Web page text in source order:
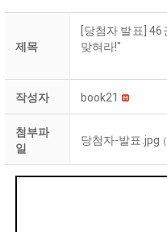
제목
[당첨자 발표]
맞혀라!"
작성자 book21
첨부파
일
당첨자-발표.jpg